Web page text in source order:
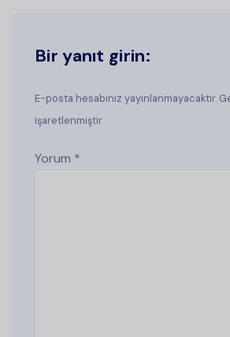
Bir yanıt girin:
E-posta hesabınız yayınlanmayacaktır.
işaretlenmiştir
Yorum *